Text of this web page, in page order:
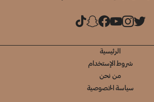
الرئيسية
شروط الإستخدام
من نحن
سياسة الخصوصية